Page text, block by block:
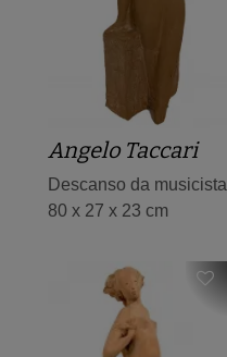
Angelo Taccari
Descanso da musicista
80 x 27 x 23 cm